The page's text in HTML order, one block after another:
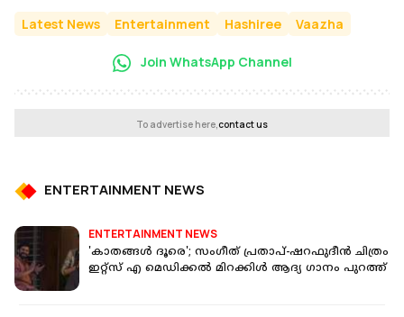
Latest News Entertainment Hashiree Vaazha
Join WhatsApp Channel
To advertise here,contact us
ENTERTAINMENT NEWS
ENTERTAINMENT NEWS
'കാതങ്ങൾ ദൂരെ'; സംഗീത് പ്രതാപ്-ഷറഫുദീൻ ചിത്രം
ഇറ്റ്സ് എ മെഡിക്കൽ മിറക്കിൾ ആദ്യ ഗാനം പുറത്ത്